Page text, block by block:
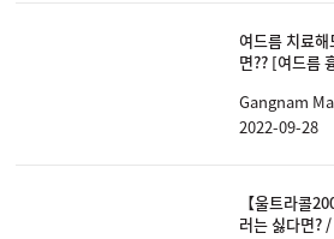
여드름 치료
면?? [여드름
Gangnam
2022-09-28
【울트라콜
러는 싫다면?